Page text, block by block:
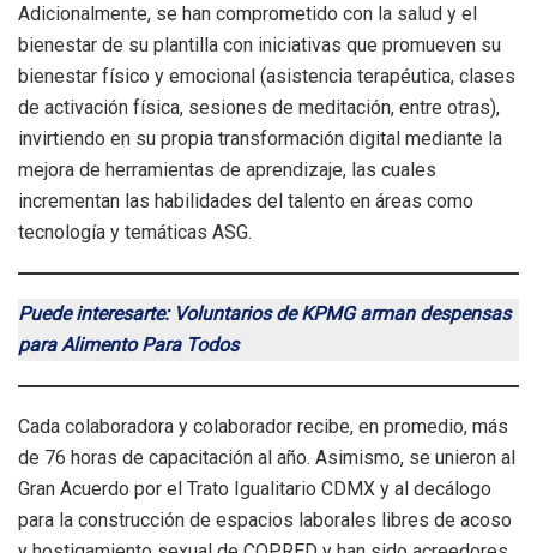
Adicionalmente, se han comprometido con la salud y el
bienestar de su plantilla con iniciativas que promueven su
bienestar físico y emocional (asistencia terapéutica, clases
de activación física, sesiones de meditación, entre otras),
invirtiendo en su propia transformación digital mediante la
mejora de herramientas de aprendizaje, las cuales
incrementan las habilidades del talento en áreas como
tecnología y temáticas ASG.
Puede interesarte: Voluntarios de KPMG arman despensas
para Alimento Para Todos
Cada colaboradora y colaborador recibe, en promedio, más
de 76 horas de capacitación al año. Asimismo, se unieron al
Gran Acuerdo por el Trato Igualitario CDMX y al decálogo
para la construcción de espacios laborales libres de acoso